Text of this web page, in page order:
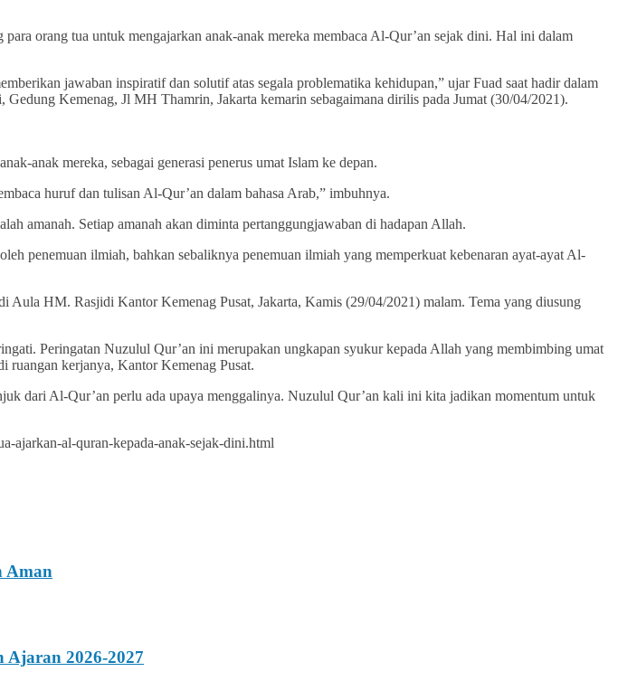
orang tua untuk mengajarkan anak-anak mereka membaca Al-Qur’an sejak dini. Hal ini dalam
jawaban inspiratif dan solutif atas segala problematika kehidupan,” ujar Fuad saat hadir dalam
Kemenag, Jl MH Thamrin, Jakarta kemarin sebagaimana dirilis pada Jumat (30/04/2021).
anak mereka, sebagai generasi penerus umat Islam ke depan.
huruf dan tulisan Al-Qur’an dalam bahasa Arab,” imbuhnya.
amanah. Setiap amanah akan diminta pertanggungjawaban di hadapan Allah.
penemuan ilmiah, bahkan sebaliknya penemuan ilmiah yang memperkuat kebenaran ayat-ayat Al-
HM. Rasjidi Kantor Kemenag Pusat, Jakarta, Kamis (29/04/2021) malam. Tema yang diusung
Peringatan Nuzulul Qur’an ini merupakan ungkapan syukur kepada Allah yang membimbing umat
ruangan kerjanya, Kantor Kemenag Pusat.
dari Al-Qur’an perlu ada upaya menggalinya. Nuzulul Qur’an kali ini kita jadikan momentum untuk
ajarkan-al-quran-kepada-anak-sejak-dini.html
Aman
Ajaran 2026-2027